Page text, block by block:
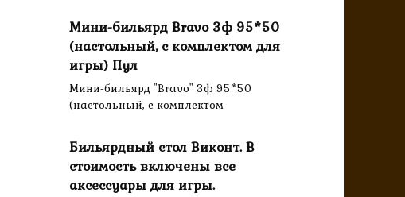
Мини-бильярд Bravo 3ф 95*50
(настольный, с комплектом для
игры) Пул
Мини-бильярд "Bravo" 3ф 95*50
(настольный, с комплектом
Бильярдный стол Виконт. В
стоимость включены все
аксессуары для игры.